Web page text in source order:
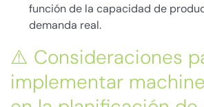
función de la capacidad de
demanda real.
⚠️ Consideraciones
implementar